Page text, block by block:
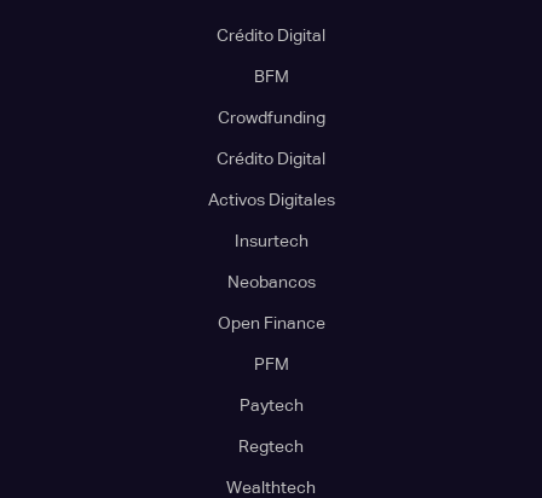
Crédito Digital
BFM
Crowdfunding
Crédito Digital
Activos Digitales
Insurtech
Neobancos
Open Finance
PFM
Paytech
Regtech
Wealthtech